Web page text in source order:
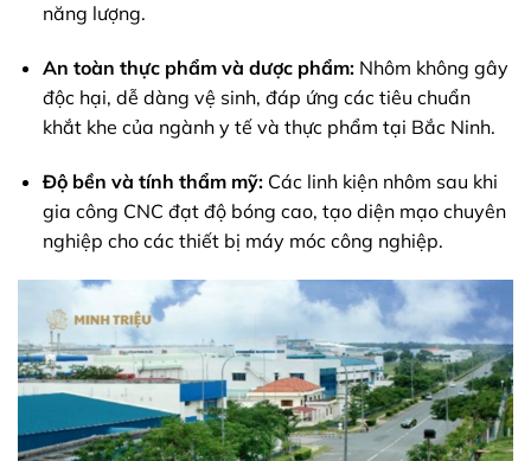
năng lượng.
An toàn thực phẩm và dược phẩm:Nhôm không gây
độc hại, dễ dàng vệ sinh, đáp ứng các tiêu chuẩn
khắt khe của ngành y tế và thực phẩm tại Bắc Ninh.
Độ bền và tính thẩm mỹ:Các linh kiện nhôm sau khi
gia công CNC đạt độ bóng cao, tạo diện mạo chuyên
nghiệp cho các thiết bị máy móc công nghiệp.